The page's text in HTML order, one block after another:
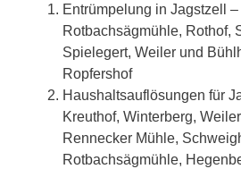
Entrümpelung in Jagstzell –
Rotbachsägmühle, Rothof,
Spielegert, Weiler und
Ropfershof
Haushaltsauflösungen für
Kreuthof, Winterberg,
Rennecker Mühle,
Rotbachsägmühle,